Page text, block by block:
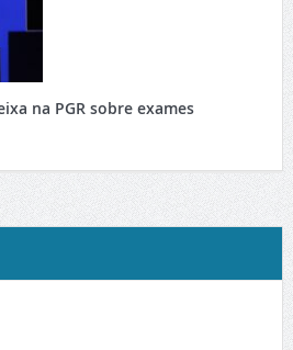
na PGR sobre exames